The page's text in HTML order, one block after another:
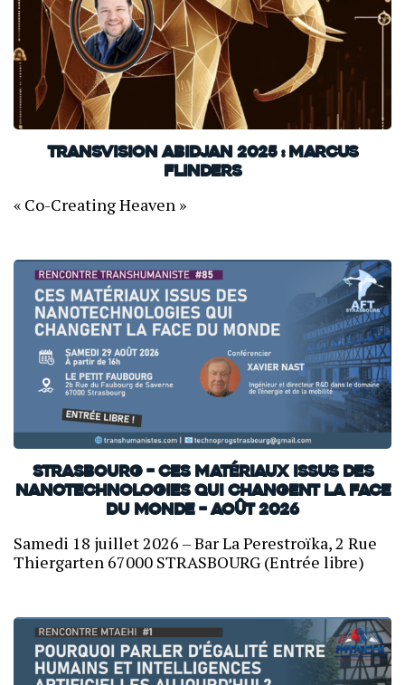
TransVision Abidjan 2025 : Marcus
Flinders
« Co-Creating Heaven »
Strasbourg – Ces matériaux issus des
nanotechnologies qui changent la face
du monde – Août 2026
Samedi 18 juillet 2026 – Bar La Perestroïka, 2 Rue
Thiergarten 67000 STRASBOURG (Entrée libre)